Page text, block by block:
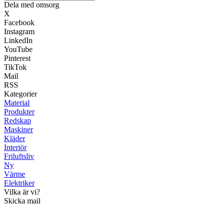
Dela med omsorg
X
Facebook
Instagram
LinkedIn
YouTube
Pinterest
TikTok
Mail
RSS
Kategorier
Material
Produkter
Redskap
Maskiner
Kläder
Interiör
Friluftsliv
Ny
Värme
Elektriker
Vilka är vi?
Skicka mail